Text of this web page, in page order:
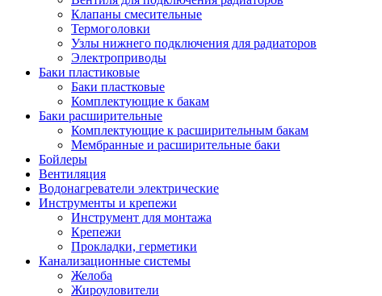
Клапаны смесительные
Термоголовки
Узлы нижнего подключения для радиаторов
Электроприводы
Баки пластиковые
Баки пластковые
Комплектующие к бакам
Баки расширительные
Комплектующие к расширительным бакам
Мембранные и расширительные баки
Бойлеры
Вентиляция
Водонагреватели электрические
Инструменты и крепежи
Инструмент для монтажа
Крепежи
Прокладки, герметики
Канализационные системы
Желоба
Жироуловители